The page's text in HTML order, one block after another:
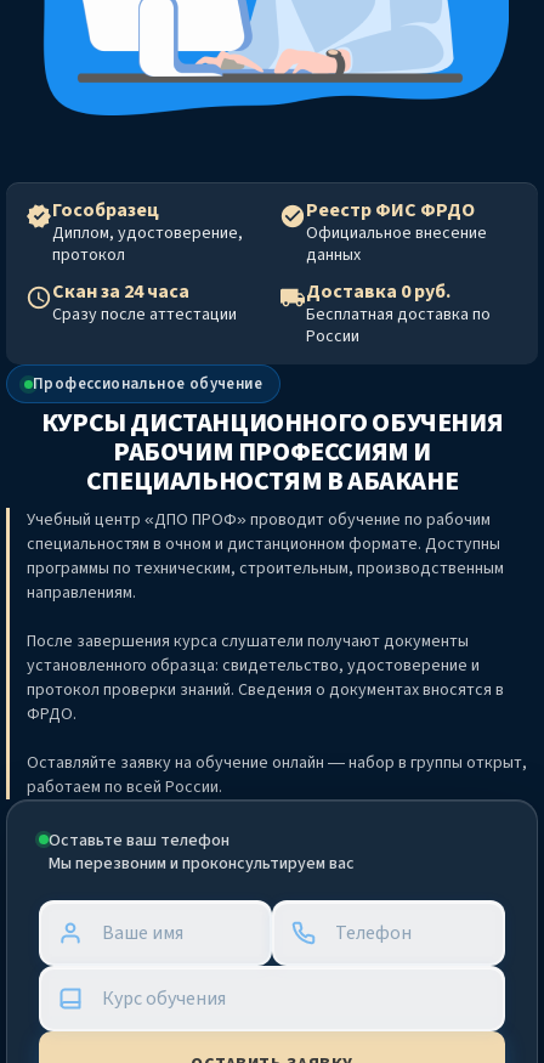
Профессиональное обучение
КУРСЫ ДИСТАНЦИОННОГО ОБУЧЕНИЯ
РАБОЧИМ ПРОФЕССИЯМ И
СПЕЦИАЛЬНОСТЯМ В АБАКАНЕ
Учебный центр «ДПО ПРОФ» проводит обучение по рабочим
специальностям в очном и дистанционном формате. Доступны
программы по техническим, строительным, производственным
направлениям.
После завершения курса слушатели получают документы
установленного образца: свидетельство, удостоверение и
протокол проверки знаний. Сведения о документах вносятся в
ФРДО.
Оставляйте заявку на обучение онлайн — набор в группы открыт,
работаем по всей России.
Оставьте ваш телефон
Мы перезвоним и проконсультируем вас
Гособразец
Диплом, удостоверение,
протокол
Реестр ФИС ФРДО
Официальное внесение
данных
Скан за 24 часа
Сразу после аттестации
Доставка 0 руб.
Бесплатная доставка по
России